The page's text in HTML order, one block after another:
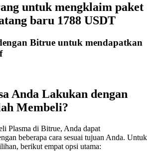
untuk mengklaim paket
baru 1788 USDT
Bitrue untuk mendapatkan
Anda Lakukan dengan
Membeli?
Plasma di Bitrue, Anda dapat
beberapa cara sesuai tujuan Anda. Untuk
berikut empat opsi utama: